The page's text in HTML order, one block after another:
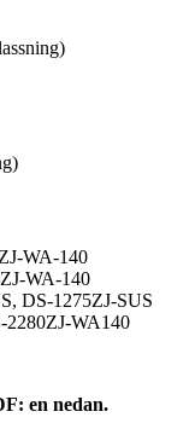
WA-140
WA-140
DS-1275ZJ-SUS
2280ZJ-WA140
en nedan.